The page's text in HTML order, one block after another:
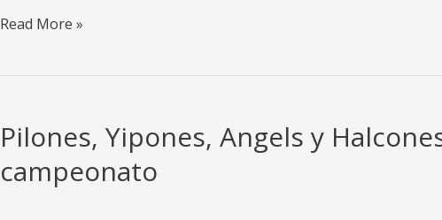
Los
historia
avanzan
Read More »
Pilones, Yipones, Angels y
campeonato